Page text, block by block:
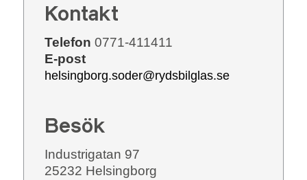
Kontakt
Telefon 0771-411411
E-post
helsingborg.soder@rydsbilglas.se
Besök
Industrigatan 97
25232 Helsingborg